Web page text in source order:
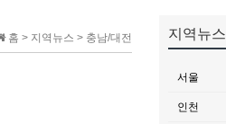
홈 > 지역뉴스 > 충남/대전 지역뉴스
서울
인천